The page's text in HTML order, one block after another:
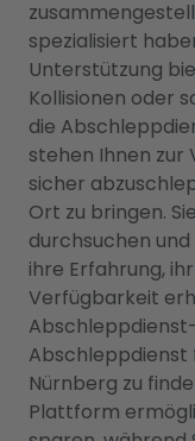
spezialisiert
Unterstützung
Kollisionen oder
die
stehen Ihnen zur
sicher
Ort zu bringen.
durchsuchen
ihre Erfahrung,
Verfügbarkeit
Abschleppdienst
Nürnberg zu
Plattform